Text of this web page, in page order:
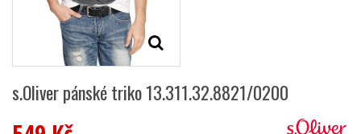
s.Oliver pánské triko 13.311.32.8821/0200